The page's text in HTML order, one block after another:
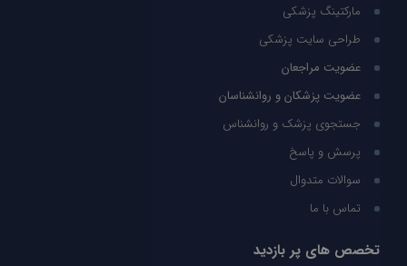
مارکتینگ پزشکی
طراحی سایت پزشکی
عضویت مراجعان
عضویت پزشکان و روانشناسان
جستجوی پزشک و روانشناس
پرسش و پاسخ
سوالات متدوال
تماس با ما
تخصص های پر بازدید